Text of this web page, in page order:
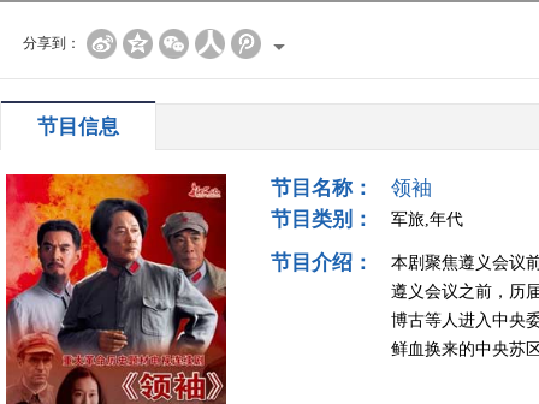
分享到：
节目信息
节目名称：
领袖
节目类别：
军旅,年代
节目介绍：
本剧聚焦遵义会议
遵义会议之前，历
博古等人进入中央
鲜血换来的中央苏